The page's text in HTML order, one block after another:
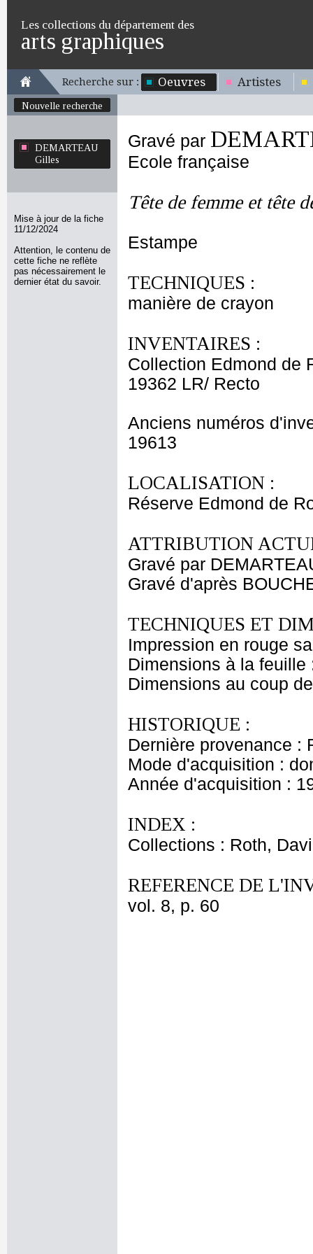
Les collections du département des
arts graphiques
Recherche sur : Oeuvres Artistes
Nouvelle recherche
DEMARTEAU
Gilles
Mise à jour de la fiche
11/12/2024
Attention, le contenu de
cette fiche ne reflète
pas nécessairement le
dernier état du savoir.
Gravé par
Ecole française
Tête de femme et tête
Estampe
TECHNIQUES :
manière de crayon
INVENTAIRES :
Collection Edmond de
19362 LR/ Recto
Anciens numéros
19613
LOCALISATION :
Réserve Edmond de
ATTRIBUTION
Gravé par
Gravé d'après
TECHNIQUES ET
Impression en rouge
Dimensions à la feuille
Dimensions au coup
HISTORIQUE :
Dernière provenance :
Mode d'acquisition :
Année d'acquisition :
INDEX :
Collections : Roth,
REFERENCE DE
vol. 8, p. 60